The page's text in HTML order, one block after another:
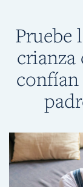
Pruebe
confían